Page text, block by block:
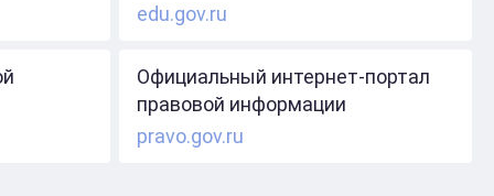
edu.gov.ru
Официальный интернет-портал
правовой информации
pravo.gov.ru